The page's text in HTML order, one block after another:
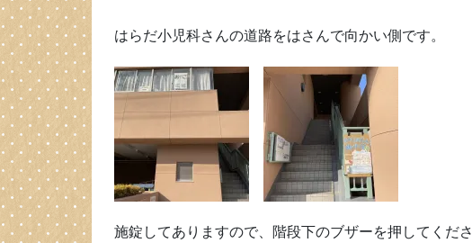
はらだ小児科さんの道路をはさんで向かい側です。
施錠してありますので、階段下のブザーを押してくださ